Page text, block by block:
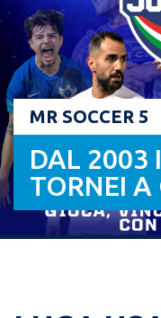
MR SOCCER 5
DAL 2003
TORNEI A